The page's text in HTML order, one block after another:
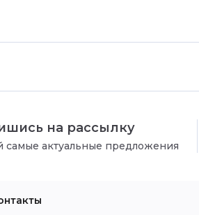
на рассылку
самые актуальные предложения